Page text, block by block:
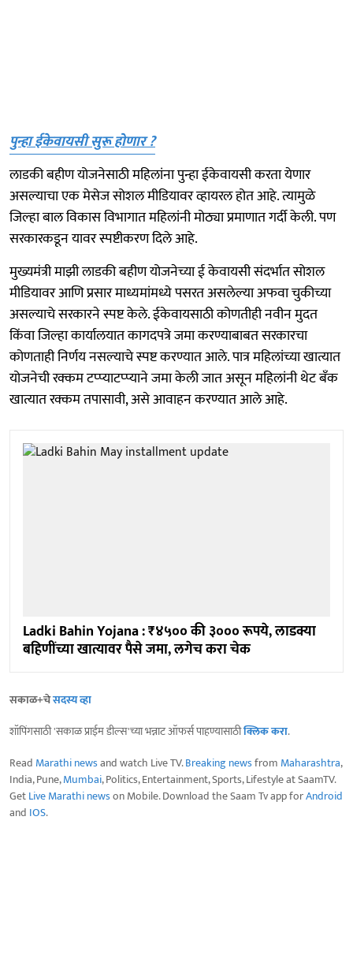
पुन्हा ईकेवायसी सुरू होणार ?
लाडकी बहीण योजनेसाठी महिलांना पुन्हा ईकेवायसी करता येणार
असल्याचा एक मेसेज सोशल मीडियावर व्हायरल होत आहे. त्यामुळे
जिल्हा बाल विकास विभागात महिलांनी मोठ्या प्रमाणात गर्दी केली. पण
सरकारकडून यावर स्पष्टीकरण दिले आहे.
मुख्यमंत्री माझी लाडकी बहीण योजनेच्या ई केवायसी संदर्भात सोशल
मीडियावर आणि प्रसार माध्यमांमध्ये पसरत असलेल्या अफवा चुकीच्या
असल्याचे सरकारने स्पष्ट केले. ईकेवायसाठी कोणतीही नवीन मुदत
किंवा जिल्हा कार्यालयात कागदपत्रे जमा करण्याबाबत सरकारचा
कोणताही निर्णय नसल्याचे स्पष्ट करण्यात आले. पात्र महिलांच्या खात्यात
योजनेची रक्कम टप्प्याटप्प्याने जमा केली जात असून महिलांनी थेट बँक
खात्यात रक्कम तपासावी, असे आवाहन करण्यात आले आहे.
Ladki Bahin Yojana : ₹४५०० की ३००० रूपये, लाडक्या
बहि‍णींच्या खात्यावर पैसे जमा, लगेच करा चेक
सकाळ+चेसदस्य व्हा
शॉपिंगसाठी 'सकाळ प्राईम डील्स'च्या भन्नाट ऑफर्स पाहण्यासाठीक्लिक करा.
Read Marathi newsand watch Live TV.Breaking newsfrom Maharashtra,
India, Pune,Mumbai, Politics, Entertainment, Sports, Lifestyle at SaamTV.
GetLive Marathi newson Mobile. Download the Saam Tv app forAndroid
and IOS.